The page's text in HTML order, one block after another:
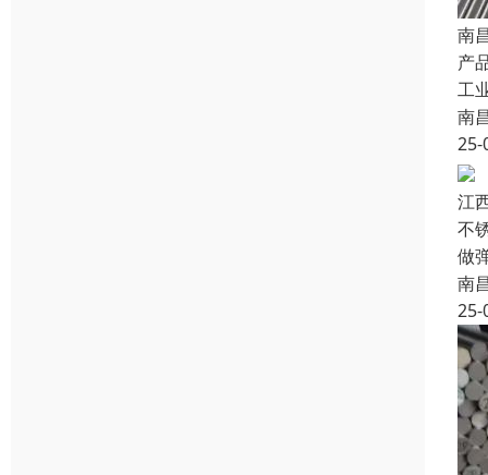
南
产
工
南
25-
江
不
做
南
25-